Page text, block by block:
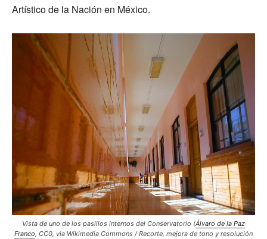
Artístico de la Nación en México.
Vista de uno de los pasillos internos del Conservatorio (Álvaro de la Paz
Franco, CC0, via Wikimedia Commons / Recorte, mejora de tono y resolución